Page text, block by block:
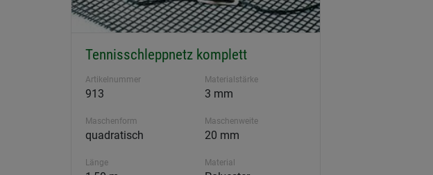
Tennisschleppnetz komplett
Artikelnummer
913
Materialstärke
3 mm
Maschenform
quadratisch
Maschenweite
20 mm
Länge Material